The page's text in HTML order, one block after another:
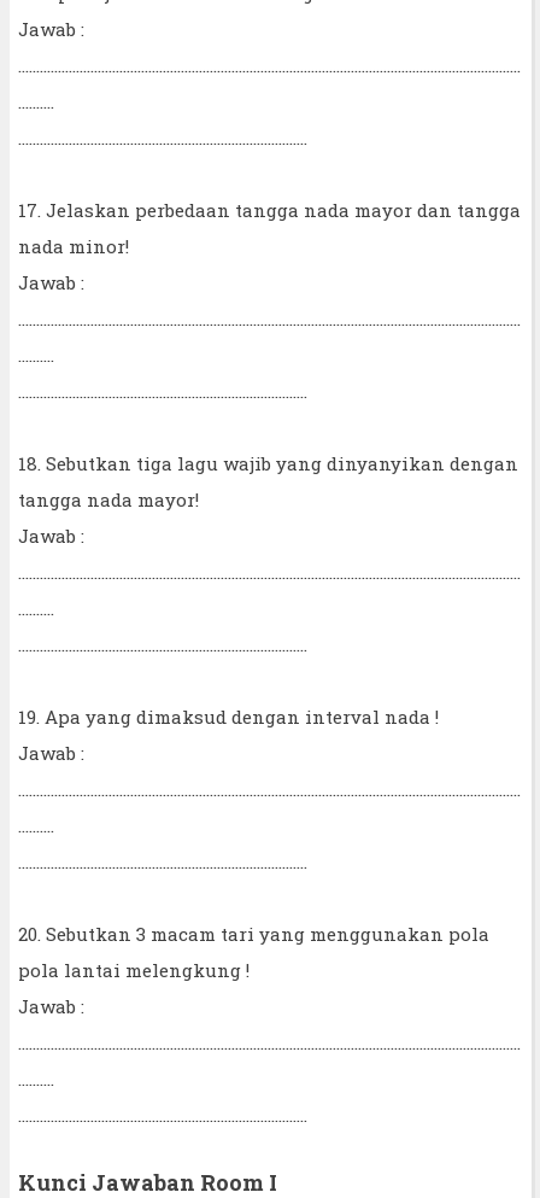
Jawab :
17. Jelaskan perbedaan tangga nada mayor dan tangga
nada minor!
Jawab :
18. Sebutkan tiga lagu wajib yang dinyanyikan dengan
tangga nada mayor!
Jawab :
19. Apa yang dimaksud dengan interval nada !
Jawab :
20. Sebutkan 3 macam tari yang menggunakan pola
pola lantai melengkung !
Jawab :
Kunci Jawaban Room I